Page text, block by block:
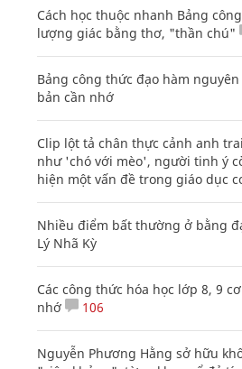
Cách học thuộc nhanh Bảng
lượng giác bằng thơ, "thần chú"
Bảng công thức đạo hàm
bản cần nhớ
Clip lột tả chân thực cảnh anh
như 'chó với mèo', người tinh ý
hiện một vấn đề trong giáo dục
Nhiều điểm bất thường ở bằng
Lý Nhã Kỳ
Các công thức hóa học lớp 8, 9
nhớ
106
Nguyễn Phương Hằng sở hữu